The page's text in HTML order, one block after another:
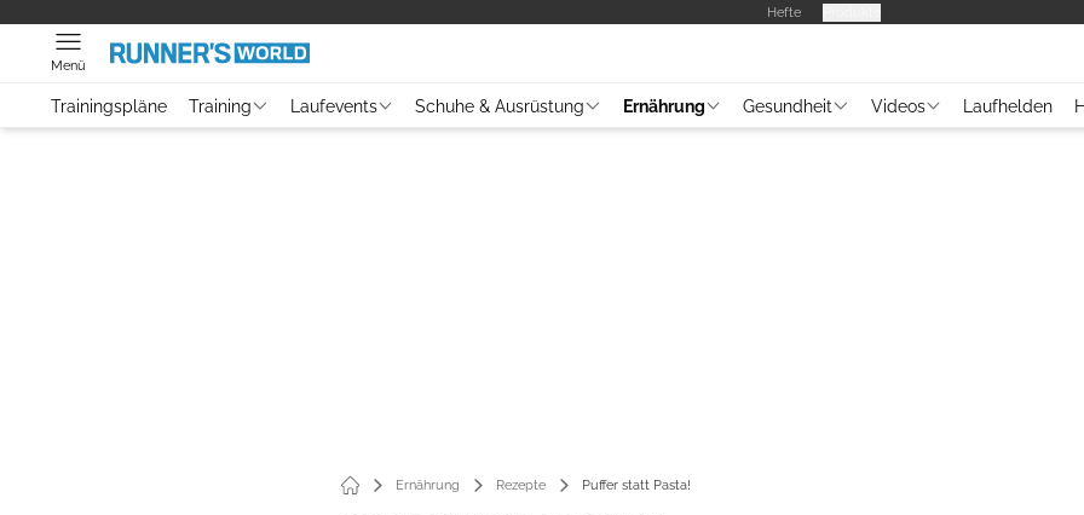
Hefte
Menü
Trainingspläne Training Laufevents Schuhe & Ausrüstung Ernährung Gesundheit Videos Laufhelden
Ernährung Rezepte Puffer statt Pasta!